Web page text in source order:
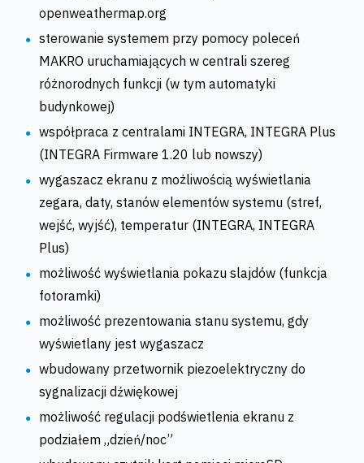
openweathermap.org
sterowanie systemem przy pomocy poleceń
MAKRO uruchamiających w centrali szereg
różnorodnych funkcji (w tym automatyki
budynkowej)
współpraca z centralami INTEGRA, INTEGRA Plus
(INTEGRA Firmware 1.20 lub nowszy)
wygaszacz ekranu z możliwością wyświetlania
zegara, daty, stanów elementów systemu (stref,
wejść, wyjść), temperatur (INTEGRA, INTEGRA
Plus)
możliwość wyświetlania pokazu slajdów (funkcja
fotoramki)
możliwość prezentowania stanu systemu, gdy
wyświetlany jest wygaszacz
wbudowany przetwornik piezoelektryczny do
sygnalizacji dźwiękowej
możliwość regulacji podświetlenia ekranu z
podziałem „dzień/noc”